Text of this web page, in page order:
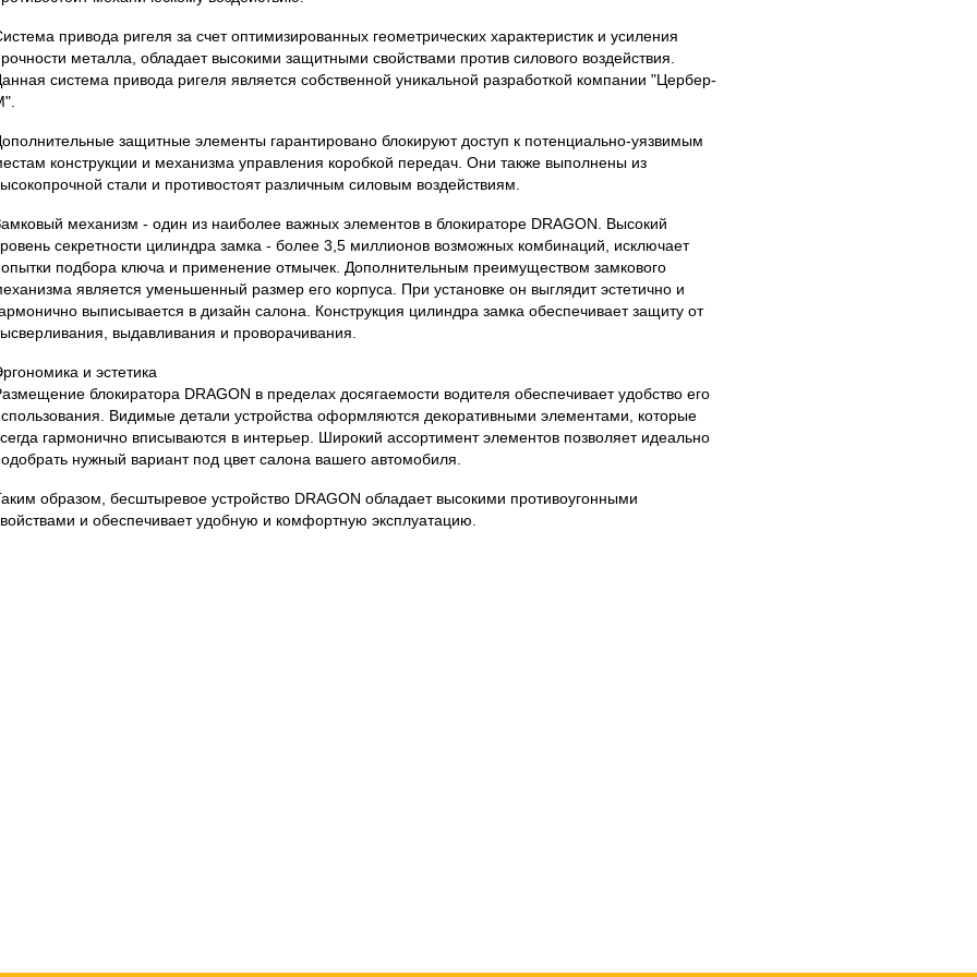
привода ригеля за счет оптимизированных геометрических характеристик и усиления
металла, обладает высокими защитными свойствами против силового воздействия.
система привода ригеля является собственной уникальной разработкой компании "Цербер-
защитные элементы гарантировано блокируют доступ к потенциально-уязвимым
конструкции и механизма управления коробкой передач. Они также выполнены из
стали и противостоят различным силовым воздействиям.
механизм - один из наиболее важных элементов в блокираторе DRAGON. Высокий
секретности цилиндра замка - более 3,5 миллионов возможных комбинаций, исключает
подбора ключа и применение отмычек. Дополнительным преимуществом замкового
является уменьшенный размер его корпуса. При установке он выглядит эстетично и
выписывается в дизайн салона. Конструкция цилиндра замка обеспечивает защиту от
выдавливания и проворачивания.
и эстетика
блокиратора DRAGON в пределах досягаемости водителя обеспечивает удобство его
Видимые детали устройства оформляются декоративными элементами, которые
гармонично вписываются в интерьер. Широкий ассортимент элементов позволяет идеально
нужный вариант под цвет салона вашего автомобиля.
образом, бесштыревое устройство DRAGON обладает высокими противоугонными
и обеспечивает удобную и комфортную эксплуатацию.